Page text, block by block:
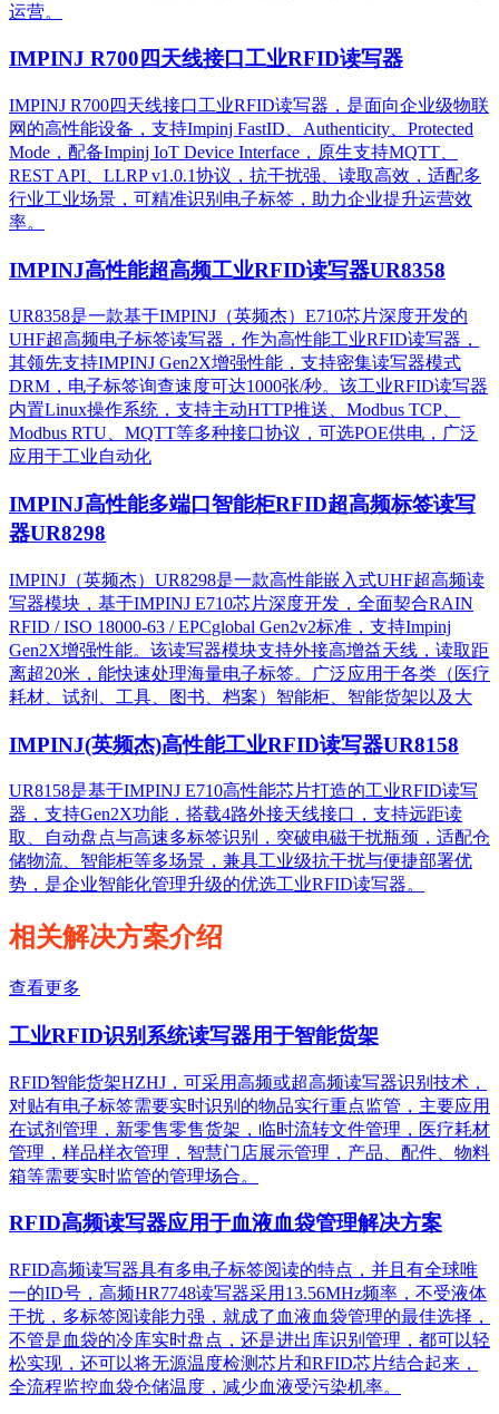
运营。​
IMPINJ R700四天线接口工业RFID读写器
IMPINJ R700四天线接口工业RFID读写器，是面向企业级物联
网的高性能设备，支持Impinj FastID、Authenticity、Protected
Mode，配备Impinj IoT Device Interface，原生支持MQTT、
REST API、LLRP v1.0.1协议，抗干扰强、读取高效，适配多
行业工业场景，可精准识别电子标签，助力企业提升运营效
率。
IMPINJ高性能超高频工业RFID读写器UR8358
UR8358是一款基于IMPINJ（英频杰）E710芯片深度开发的
UHF超高频电子标签读写器，作为高性能工业RFID读写器，
其领先支持IMPINJ Gen2X增强性能，支持密集读写器模式
DRM，电子标签询查速度可达1000张/秒。该工业RFID读写器
内置Linux操作系统，支持主动HTTP推送、Modbus TCP、
Modbus RTU、MQTT等多种接口协议，可选POE供电，广泛
应用于工业自动化
IMPINJ高性能多端口智能柜RFID超高频标签读写
器UR8298
IMPINJ（英频杰）UR8298是一款高性能嵌入式UHF超高频读
写器模块，基于IMPINJ E710芯片深度开发，全面契合RAIN
RFID / ISO 18000-63 / EPCglobal Gen2v2标准，支持Impinj
Gen2X增强性能。该读写器模块支持外接高增益天线，读取距
离超20米，能快速处理海量电子标签。广泛应用于各类（医疗
耗材、试剂、工具、图书、档案）智能柜、智能货架以及大
IMPINJ(英频杰)高性能工业RFID读写器UR8158
UR8158是基于IMPINJ E710高性能芯片打造的工业RFID读写
器，支持Gen2X功能，搭载4路外接天线接口，支持远距读
取、自动盘点与高速多标签识别，突破电磁干扰瓶颈，适配仓
储物流、智能柜等多场景，兼具工业级抗干扰与便捷部署优
势，是企业智能化管理升级的优选工业RFID读写器。
相关解决方案介绍
查看更多
工业RFID识别系统读写器用于智能货架
RFID智能货架HZHJ，可采用高频或超高频读写器识别技术，
对贴有电子标签需要实时识别的物品实行重点监管，主要应用
在试剂管理，新零售零售货架，临时流转文件管理，医疗耗材
管理，样品样衣管理，智慧门店展示管理，产品、配件、物料
箱等需要实时监管的管理场合。
RFID高频读写器应用于血液血袋管理解决方案
RFID高频读写器具有多电子标签阅读的特点，并且有全球唯
一的ID号，高频HR7748读写器采用13.56MHz频率，不受液体
干扰，多标签阅读能力强，就成了血液血袋管理的最佳选择，
不管是血袋的冷库实时盘点，还是进出库识别管理，都可以轻
松实现，还可以将无源温度检测芯片和RFID芯片结合起来，
全流程监控血袋仓储温度，减少血液受污染机率。